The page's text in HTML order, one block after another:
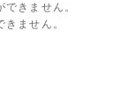
きません。
ません。